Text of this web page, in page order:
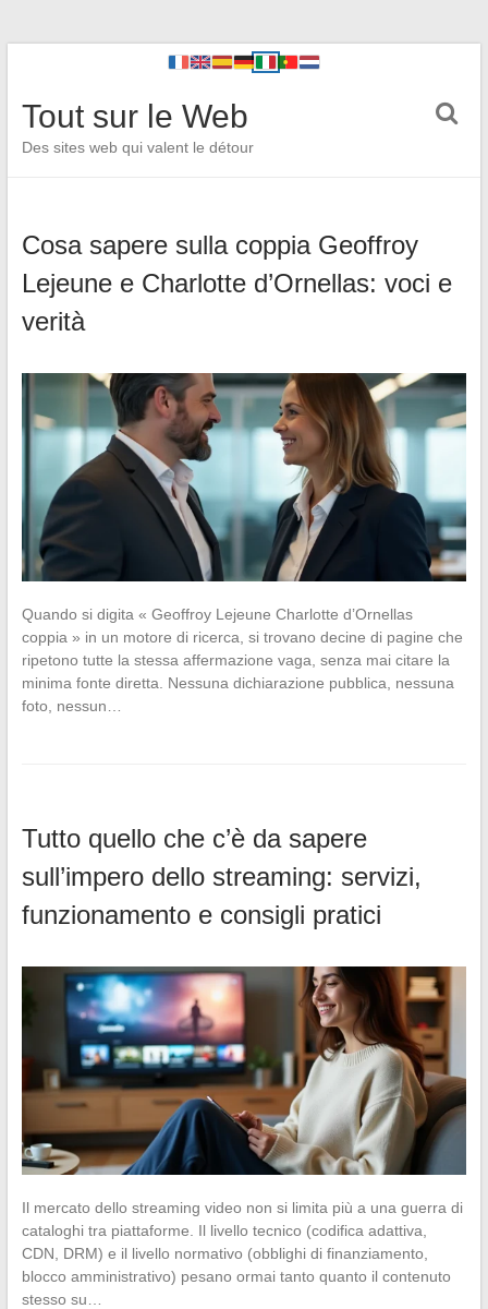
Tout sur le Web
Des sites web qui valent le détour
Cosa sapere sulla coppia Geoffroy
Lejeune e Charlotte d’Ornellas: voci e
verità
Quando si digita « Geoffroy Lejeune Charlotte d’Ornellas
coppia » in un motore di ricerca, si trovano decine di pagine che
ripetono tutte la stessa affermazione vaga, senza mai citare la
minima fonte diretta. Nessuna dichiarazione pubblica, nessuna
foto, nessun…
Tutto quello che c’è da sapere
sull’impero dello streaming: servizi,
funzionamento e consigli pratici
Il mercato dello streaming video non si limita più a una guerra di
cataloghi tra piattaforme. Il livello tecnico (codifica adattiva,
CDN, DRM) e il livello normativo (obblighi di finanziamento,
blocco amministrativo) pesano ormai tanto quanto il contenuto
stesso su…